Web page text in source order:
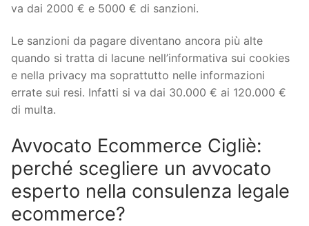
va dai 2000 € e 5000 € di sanzioni.
Le sanzioni da pagare diventano ancora più alte
quando si tratta di lacune nell’informativa sui cookies
e nella privacy ma soprattutto nelle informazioni
errate sui resi. Infatti si va dai 30.000 € ai 120.000 €
di multa.
Avvocato Ecommerce Cigliè:
perché scegliere un avvocato
esperto nella consulenza legale
ecommerce?